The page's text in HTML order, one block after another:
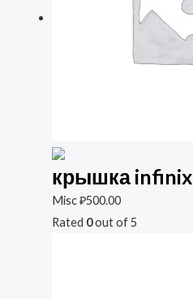
крышка infinix
Misc₽500.00
Rated 0out of 5